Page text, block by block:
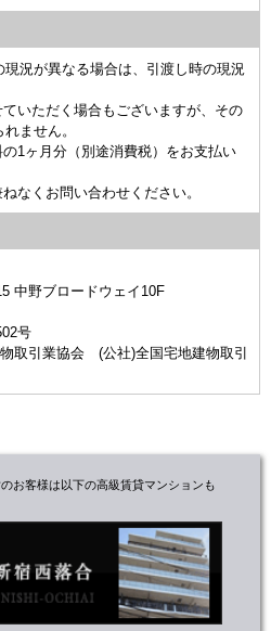
況が異なる場合は、引渡し時の現況
いただく場合もございますが、その
ません。
1ヶ月分（別途消費税）をお支払い
なくお問い合わせください。
中野ブロードウェイ10F
号
取引業協会 (公社)全国宅地建物取引
お客様は以下の高級賃貸マンションも